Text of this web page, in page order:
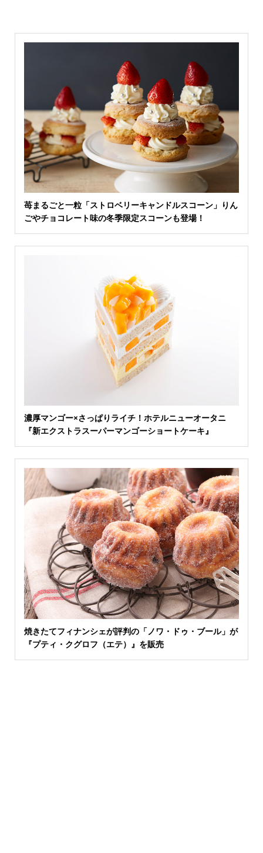
苺まるごと一粒「ストロベリーキャンドルスコーン」りん
ごやチョコレート味の冬季限定スコーンも登場！
濃厚マンゴー×さっぱりライチ！ホテルニューオータニ
『新エクストラスーパーマンゴーショートケーキ』
焼きたてフィナンシェが評判の「ノワ・ドゥ・ブール」が
『プティ・クグロフ（エテ）』を販売